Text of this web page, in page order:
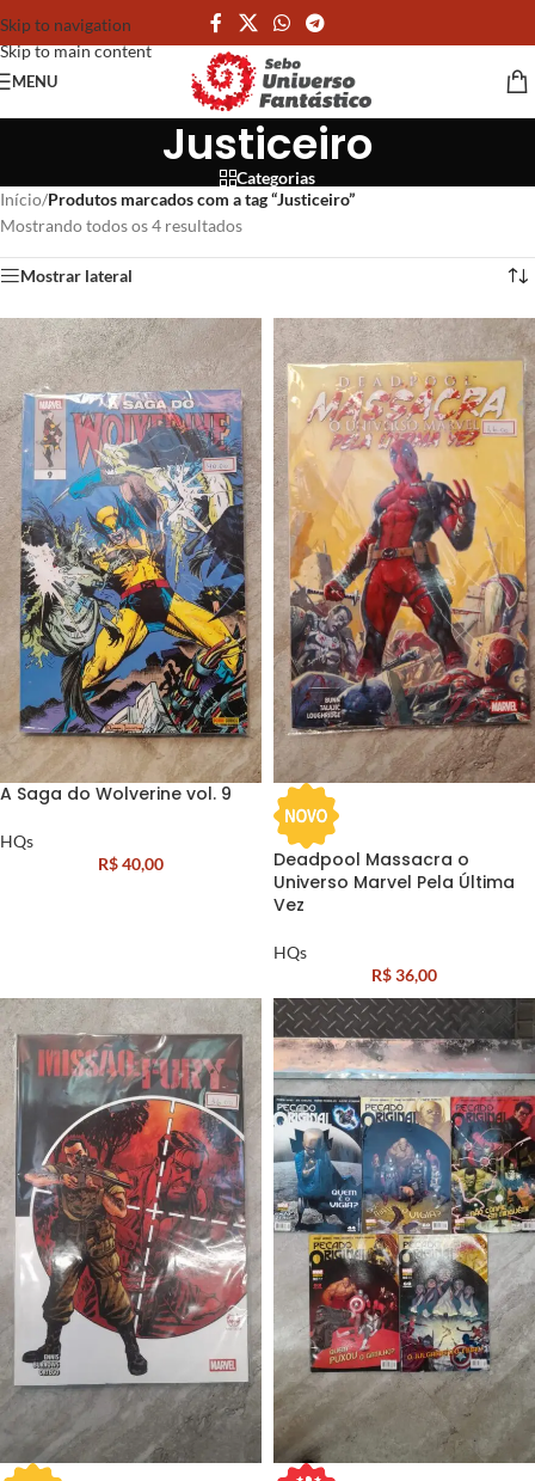
Skip to navigation
Skip to main content
MENU
Justiceiro
Categorias
Início/Produtos marcados com a tag “Justiceiro”
Mostrando todos os 4 resultados
Mostrar lateral
A Saga do Wolverine vol. 9
HQs
R$40,00
Deadpool Massacra o
Universo Marvel Pela Última
Vez
HQs
R$36,00